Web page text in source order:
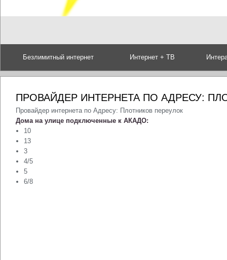
Безлимитный интернет Интернет + ТВ
ПРОВАЙДЕР ИНТЕРНЕТА ПО АДРЕСУ:
Провайдер интернета по Адресу: Плотников переулок
Дома на улице подключенные к АКАДО:
10
13
3
4/5
5
6/8